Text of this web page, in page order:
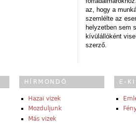
az, hogy a
szemlélte az
helyzetben sem
kívülállóként
szerző.
HÍRMONDÓ
Hazai vizek
Mozduljunk
Más vizek
E-